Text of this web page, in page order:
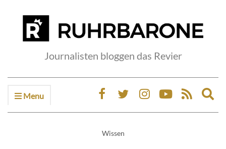
Journalisten bloggen das Revier
Menu
Wissen